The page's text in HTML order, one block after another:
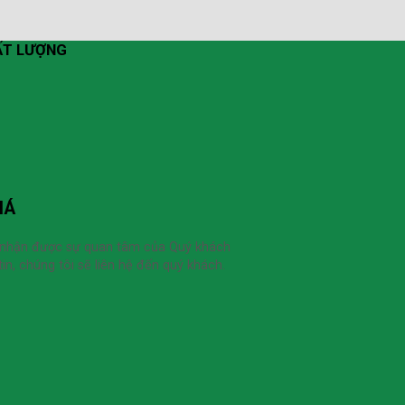
LƯỢNG
được sự quan tâm của Quý khách
chúng tôi sẽ liên hệ đến quý khách.